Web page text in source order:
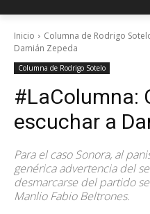
Inicio Columna de Rodrigo
Damián Zepeda
Columna de Rodrigo Sotelo
#LaColumna:
escuchar a
Para el caso Sonora, al
genérica advertencia del
desmarcarse del partido
Manlio Fabio Beltrones.